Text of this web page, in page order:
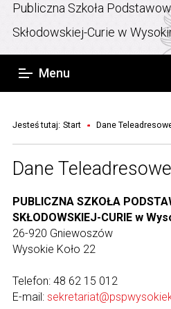
Publiczna Szkoła
Skłodowskiej-Curie w
Menu
Jesteś tutaj: Start Dane
Dane Teleadresowe
PUBLICZNA SZKOŁA
SKŁODOWSKIEJ-CURIE w
26-920 Gniewoszów
Wysokie Koło 22
Telefon: 48 62 15 012
E-mail: